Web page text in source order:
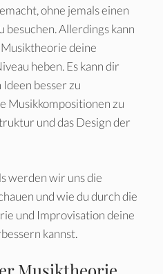
ohne jemals einen
Allerdings kann
deine
heben. Es kann dir
besser zu
Musikkompositionen zu
und das Design der
werden wir uns die
und wie du durch die
und Improvisation deine
kannst.